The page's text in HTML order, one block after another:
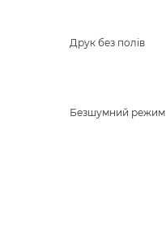
Друк без полів
Безшумний режим